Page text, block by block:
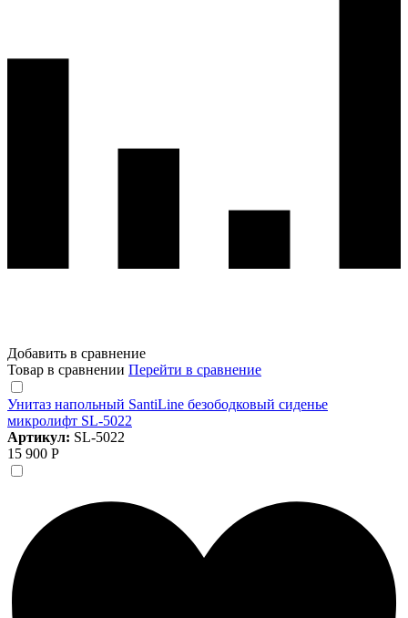
Добавить в сравнение
Товар в сравнении Перейти в сравнение
Унитаз напольный SantiLine безободковый сиденье
микролифт SL-5022
Артикул: SL-5022
15 900 Р